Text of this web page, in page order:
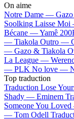
On aime
Notre Dame —
Soolking Laisse
Bécane —Yamê
— Tiakola Outro —
— Gazo & Tiakola
La League —
— PLK No love —
Top traduction
Traduction Lose
Shady — Eminem
Someone You
— Tom Odell